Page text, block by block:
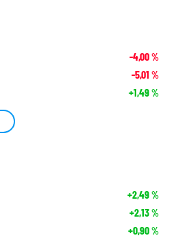
-4,00%
-5,01 %
+1,49%
+2,49%
+2,13%
+0,90%